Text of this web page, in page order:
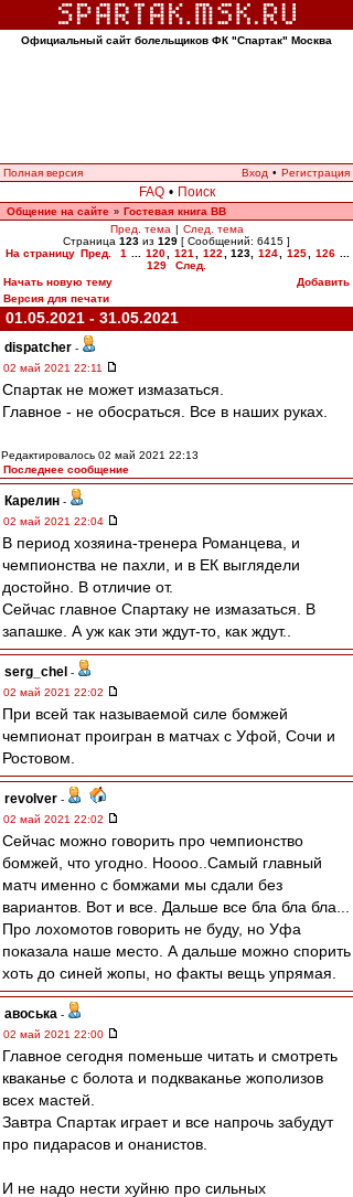
Официальный сайт болельщиков ФК "Спартак" Москва
Полная версия Вход • Регистрация
FAQ • Поиск
Общение на сайте » Гостевая книга ВВ
Пред. тема | След. тема
Страница 123 из 129 [ Сообщений: 6415 ]
На страницу Пред. 1 120 121 122 123, 124 125 126
129
След.
Начать новую тему
Добавить
Версия для печати
01.05.2021 - 31.05.2021
dispatcher -
02 май 2021 22:11
Спартак не может измазаться.
Главное - не обосраться. Все в наших руках.
Редактировалось 02 май 2021 22:13
Последнее сообщение
Карелин -
02 май 2021 22:04
В период хозяина-тренера Романцева, и
чемпионства не пахли, и в ЕК выглядели
достойно. В отличие от.
Сейчас главное Спартаку не измазаться. В
запашке. А уж как эти ждут-то, как ждут..
serg_chel -
02 май 2021 22:02
При всей так называемой силе бомжей
чемпионат проигран в матчах с Уфой, Сочи и
Ростовом.
revolver -
02 май 2021 22:02
Сейчас можно говорить про чемпионство
бомжей, что угодно. Ноооо..Самый главный
матч именно с бомжами мы сдали без
вариантов. Вот и все. Дальше все бла бла бла...
Про лохомотов говорить не буду, но Уфа
показала наше место. А дальше можно спорить
хоть до синей жопы, но факты вещь упрямая.
авоська -
02 май 2021 22:00
Главное сегодня поменьше читать и смотреть
кваканье с болота и подкваканье жополизов
всех мастей.
Завтра Спартак играет и все напрочь забудут
про пидарасов и онанистов.
И не надо нести хуйню про сильных